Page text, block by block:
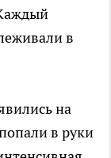
в
на
в руки